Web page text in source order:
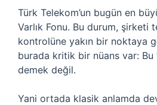
Türk Telekom’un bugün en
Varlık Fonu. Bu durum, şirketi
kontrolüne yakın bir noktaya
burada kritik bir nüans var: Bu
demek değil.
Yani ortada klasik anlamda